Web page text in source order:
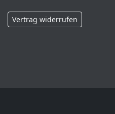
Vertrag widerrufen